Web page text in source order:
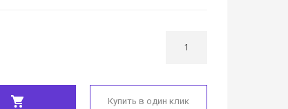
Купить в один клик